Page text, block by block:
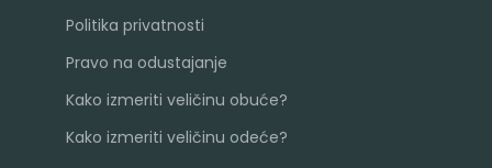
Politika privatnosti
Pravo na odustajanje
Kako izmeriti veličinu obuće?
Kako izmeriti veličinu odeće?